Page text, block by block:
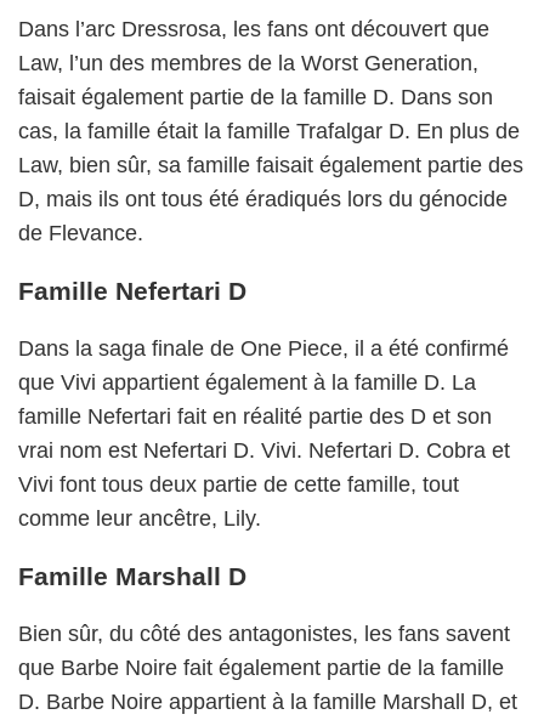
Dans l’arc Dressrosa, les fans ont découvert que
Law, l’un des membres de la Worst Generation,
faisait également partie de la famille D. Dans son
cas, la famille était la famille Trafalgar D. En plus de
Law, bien sûr, sa famille faisait également partie des
D, mais ils ont tous été éradiqués lors du génocide
de Flevance.
Famille Nefertari D
Dans la saga finale de One Piece, il a été confirmé
que Vivi appartient également à la famille D. La
famille Nefertari fait en réalité partie des D et son
vrai nom est Nefertari D. Vivi. Nefertari D. Cobra et
Vivi font tous deux partie de cette famille, tout
comme leur ancêtre, Lily.
Famille Marshall D
Bien sûr, du côté des antagonistes, les fans savent
que Barbe Noire fait également partie de la famille
D. Barbe Noire appartient à la famille Marshall D, et